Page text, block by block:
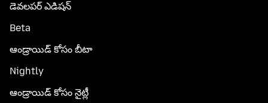
డెవలపర్ ఎడిషన్
Beta
ఆండ్రాయిడ్ కోసం బీటా
Nightly
ఆండ్రాయిడ్ కోసం నైట్లీ